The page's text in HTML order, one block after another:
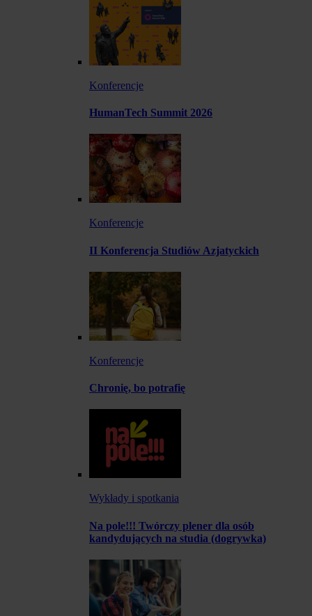
Konferencje
HumanTech Summit 2026
Konferencje
II Konferencja Studiów Azjatyckich
Konferencje
Chronię, bo potrafię
Wykłady i spotkania
Na pole!!! Twórczy plener dla osób
kandydujących na studia (dogrywka)